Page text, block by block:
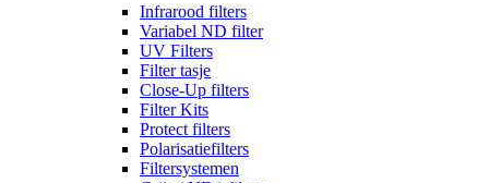
Infrarood filters
Variabel ND filter
UV Filters
Filter tasje
Close-Up filters
Filter Kits
Protect filters
Polarisatiefilters
Filtersystemen